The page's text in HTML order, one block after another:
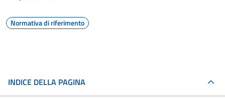
Normativa di riferimento
INDICE DELLA PAGINA